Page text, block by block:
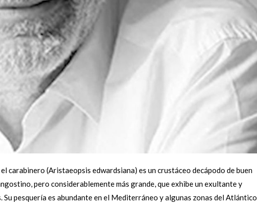
carabinero (Aristaeopsis edwardsiana) es un crustáceo decápodo de buen
pero considerablemente más grande, que exhibe un exultante y
pesquería es abundante en el Mediterráneo y algunas zonas del Atlántico